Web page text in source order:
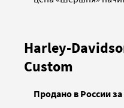
Harley-
Custom
Продано в России